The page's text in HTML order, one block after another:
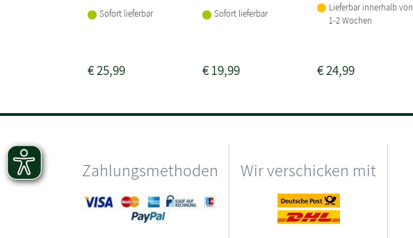
Sofort lieferbar
€25,99
Sofort lieferbar
€19,99
Lieferbar innerhalb von
1-2 Wochen
€24,99
Zahlungsmethoden Wir verschicken mit